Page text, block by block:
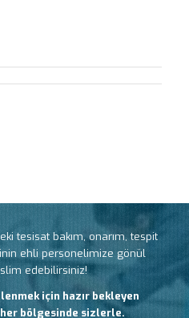
tesisat bakım, onarım, tespit
ehli personelimize gönül
edebilirsiniz!
için hazır bekleyen
bölgesinde sizlerle.